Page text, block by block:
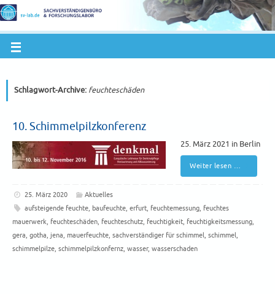
Schlagwort-Archive: feuchteschäden
10. Schimmelpilzkonferenz
25. März 2021 in Berlin
Weiter lesen …
25. März 2020
Aktuelles
aufsteigende feuchte, baufeuchte, erfurt, feuchtemessung, feuchtes
mauerwerk feuchteschäden feuchteschutz feuchtigkeit feuchtigkeitsmessung
gera gotha jena mauerfeuchte sachverständiger für schimmel schimmel
schimmelpilze schimmelpilzkonfernz wasser, wasserschaden